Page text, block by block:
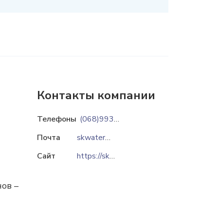
–
Контакты компании
Телефоны
(068)9931778
Почта
skwater@ukr.net
Сайт
https://skwater.km.ua